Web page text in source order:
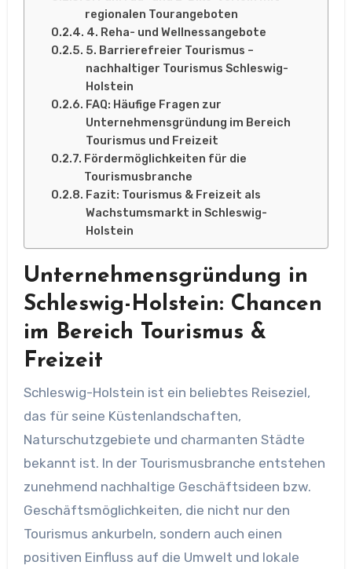
regionalen Tourangeboten
4. Reha- und Wellnessangebote
5. Barrierefreier Tourismus –
nachhaltiger Tourismus Schleswig-
Holstein
FAQ: Häufige Fragen zur
Unternehmensgründung im Bereich
Tourismus und Freizeit
Fördermöglichkeiten für die
Tourismusbranche
Fazit: Tourismus & Freizeit als
Wachstumsmarkt in Schleswig-
Holstein
Unternehmensgründung in
Schleswig-Holstein: Chancen
im Bereich Tourismus &
Freizeit
Schleswig-Holstein ist ein beliebtes Reiseziel,
das für seine Küstenlandschaften,
Naturschutzgebiete und charmanten Städte
bekannt ist. In der Tourismusbranche entstehen
zunehmend nachhaltige Geschäftsideen bzw.
Geschäftsmöglichkeiten, die nicht nur den
Tourismus ankurbeln, sondern auch einen
positiven Einfluss auf die Umwelt und lokale